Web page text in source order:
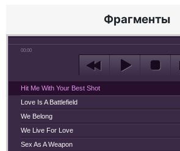
Фрагменты
00:00
Hit Me With Your Best Shot
Love Is A Battlefield
We Belong
We Live For Love
Sex As A Weapon